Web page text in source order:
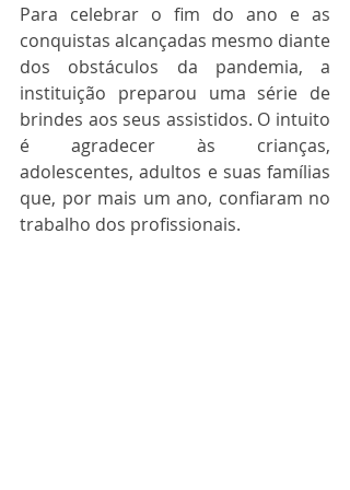
Para celebrar o fim do ano e as
conquistas alcançadas mesmo diante
dos obstáculos da pandemia, a
instituição preparou uma série de
brindes aos seus assistidos. O intuito
é agradecer às crianças,
adolescentes, adultos e suas famílias
que, por mais um ano, confiaram no
trabalho dos profissionais.